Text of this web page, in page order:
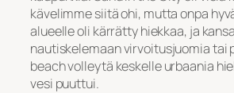
kävelimme siitä ohi, mutta onpa
alueelle oli kärrätty hiekkaa, ja
nautiskelemaan virvoitusjuomia tai
beach volleytä keskelle urbaania
vesi puuttui.